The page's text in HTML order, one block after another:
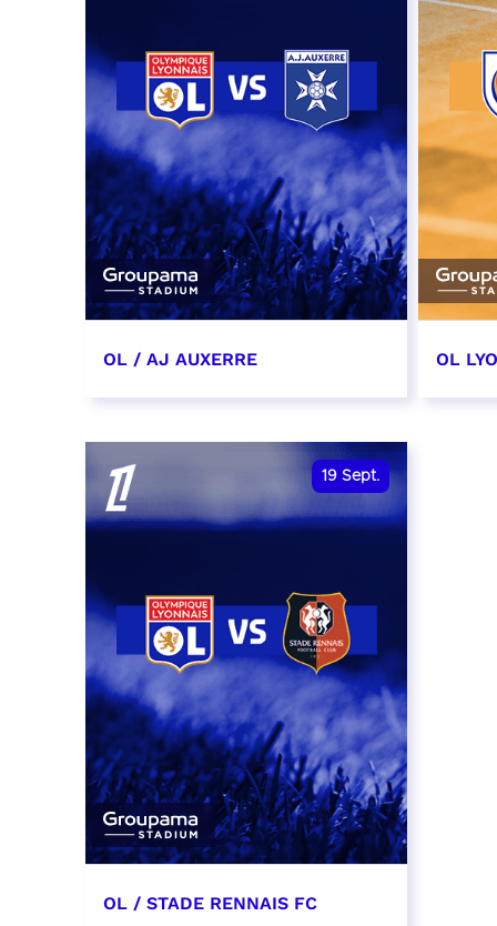
OL / AJ AUXERRE
RÉSERVER
OL
19 Sept.
OL / STADE RENNAIS FC